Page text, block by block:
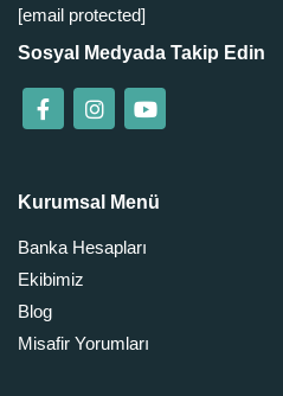
[email protected]
Sosyal Medyada Takip Edin
Kurumsal Menü
Banka Hesapları
Ekibimiz
Blog
Misafir Yorumları